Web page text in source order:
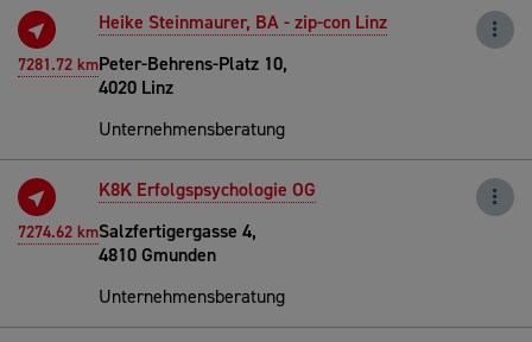
7281.72 km
Heike Steinmaurer, BA - zip-con Linz
Peter-Behrens-Platz 10,
4020 Linz
Unternehmensberatung
7274.62 km
K8K Erfolgspsychologie OG
Salzfertigergasse 4,
4810 Gmunden
Unternehmensberatung